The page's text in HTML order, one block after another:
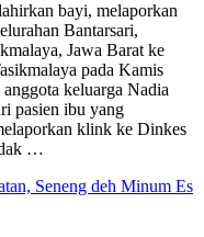
bayi, melaporkan
Bantarsari,
Jawa Barat ke
pada Kamis
keluarga Nadia
pasien ibu yang
klink ke Dinkes
…